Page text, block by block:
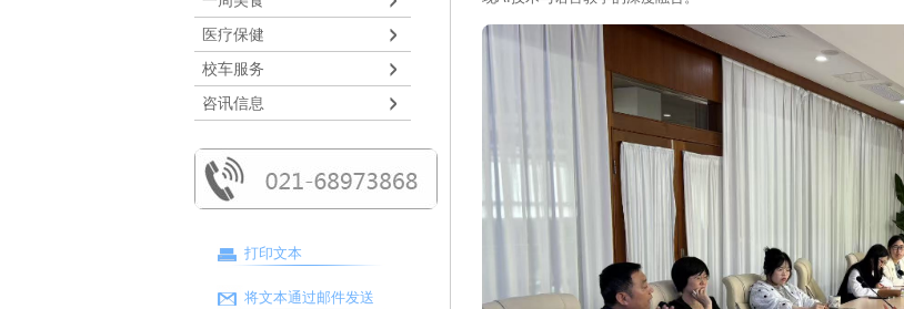
医疗保健
校车服务
咨讯信息
打印文本
将文本通过邮件发送